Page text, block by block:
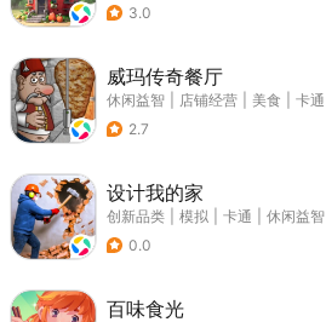
3.0
威玛传奇餐厅
休闲益智 店铺经营 美食
卡通
2.7
设计我的家
创新品类 模拟 卡通
休闲益智
0.0
百味食光